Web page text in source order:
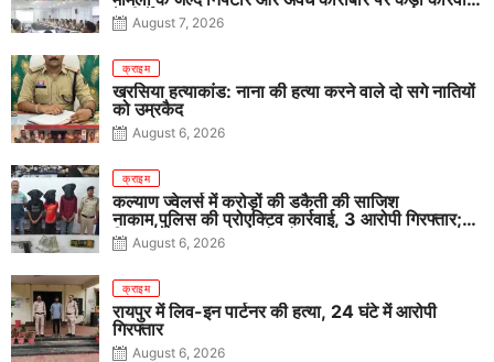
के निर्देश
August 7, 2026
क्राइम
खरसिया हत्याकांड: नाना की हत्या करने वाले दो सगे नातियों
को उम्रकैद
August 6, 2026
क्राइम
कल्याण ज्वेलर्स में करोड़ों की डकैती की साजिश
नाकाम,पुलिस की प्रोएक्टिव कार्रवाई, 3 आरोपी गिरफ्तार;
पिस्टल, कारतूस, चाकू और मोबाइल बरामद
August 6, 2026
क्राइम
रायपुर में लिव-इन पार्टनर की हत्या, 24 घंटे में आरोपी
गिरफ्तार
August 6, 2026